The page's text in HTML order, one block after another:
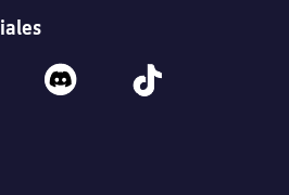
discord tiktok